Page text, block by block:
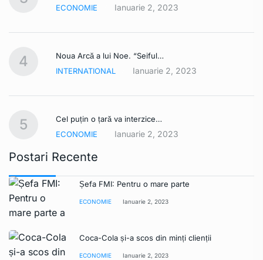
ECONOMIE Ianuarie 2, 2023
4
Noua Arcă a lui Noe. “Seiful…
INTERNATIONAL
Ianuarie 2, 2023
5
Cel puțin o țară va interzice…
ECONOMIE
Ianuarie 2, 2023
Postari Recente
Șefa FMI: Pentru o mare parte
ECONOMIE Ianuarie 2, 2023
Coca-Cola și-a scos din minți clienții
ECONOMIE Ianuarie 2, 2023